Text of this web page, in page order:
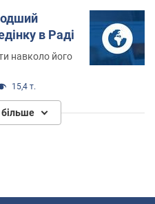
в Раді
навколо його
15,4 т.